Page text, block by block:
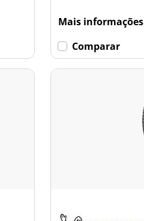
Mais informações
Comparar